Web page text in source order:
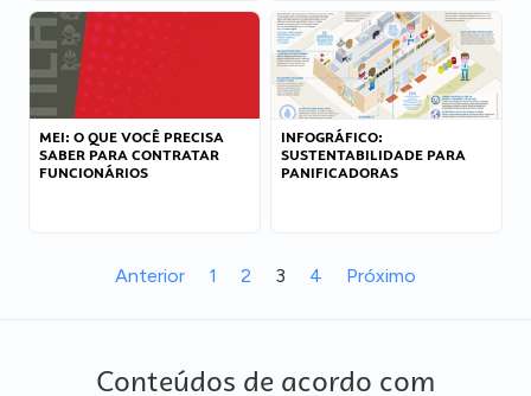
MEI: O QUE VOCÊ PRECISA
SABER PARA CONTRATAR
FUNCIONÁRIOS
INFOGRÁFICO:
SUSTENTABILIDADE PARA
PANIFICADORAS
Anterior 1 2 3 4 Próximo
Conteúdos de acordo com